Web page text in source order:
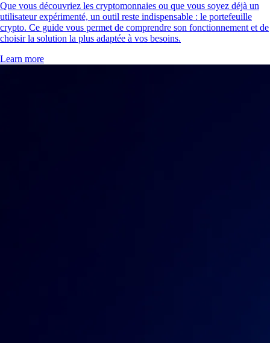
Que vous découvriez les cryptomonnaies ou que vous soyez déjà un
utilisateur expérimenté, un outil reste indispensable : le portefeuille
crypto. Ce guide vous permet de comprendre son fonctionnement et de
choisir la solution la plus adaptée à vos besoins.
Learn more